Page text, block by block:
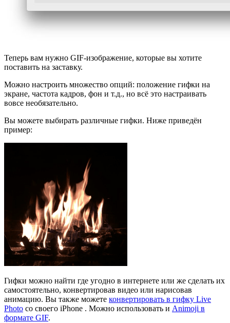
Теперь вам нужно GIF-изображение, которые вы хотите
поставить на заставку.
Можно настроить множество опций: положение гифки на
экране, частота кадров, фон и т.д., но всё это настраивать
вовсе необязательно.
Вы можете выбирать различные гифки. Ниже приведён
пример:
Гифки можно найти где угодно в интернете или же сделать их
самостоятельно, конвертировав видео или нарисовав
анимацию. Вы также можете конвертировать в гифку Live
Photo со своего iPhone . Можно использовать и Animoji в
формате GIF.